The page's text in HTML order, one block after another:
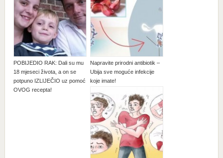
POBIJEDIO RAK: Dali su mu
18 mjeseci života, a on se
potpuno IZLIJEČIO uz pomoć
OVOG recepta!
Napravite prirodni antibiotik –
Ubija sve moguće infekcije
koje imate!